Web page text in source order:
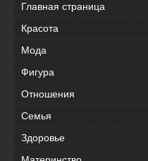
Главная страница
Красота
Мода
Фигура
Отношения
Семья
Здоровье